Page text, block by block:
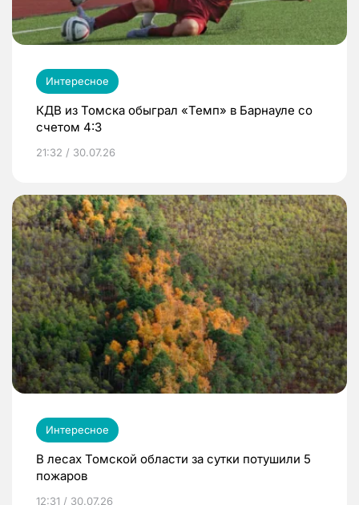
Интересное
КДВ из Томска обыграл «Темп» в Барнауле со
счетом 4:3
21:32 / 30.07.26
Интересное
В лесах Томской области за сутки потушили 5
пожаров
12:31 / 30.07.26